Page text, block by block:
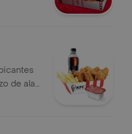
de ala)
PET